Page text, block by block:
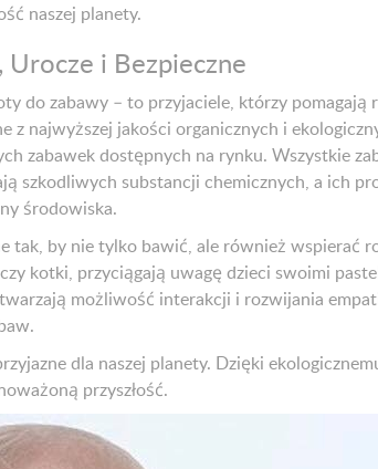
naszej planety.
i Bezpieczne
do zabawy – to przyjaciele, którzy pomagają
najwyższej jakości organicznych i
zabawek dostępnych na rynku. Wszystkie
szkodliwych substancji chemicznych, a ich
środowiska.
tak, by nie tylko bawić, ale również wspierać
kotki, przyciągają uwagę dzieci swoimi
możliwość interakcji i rozwijania
dla naszej planety. Dzięki
przyszłość.